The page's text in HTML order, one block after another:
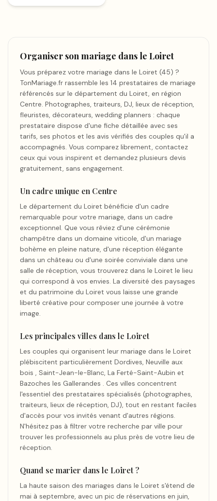
Organiser son mariage dans le Loiret
Vous préparez votre mariage dans le Loiret (45) ?
TonMariage.fr rassemble les 14 prestataires de mariage
référencés sur le département du Loiret, en région
Centre. Photographes, traiteurs, DJ, lieux de réception,
fleuristes, décorateurs, wedding planners : chaque
prestataire dispose d'une fiche détaillée avec ses
tarifs, ses photos et les avis vérifiés des couples qu'il a
accompagnés. Vous comparez librement, contactez
ceux qui vous inspirent et demandez plusieurs devis
gratuitement, sans engagement.
Un cadre unique en Centre
Le département du Loiret bénéficie d'un cadre
remarquable pour votre mariage, dans un cadre
exceptionnel. Que vous rêviez d'une cérémonie
champêtre dans un domaine viticole, d'un mariage
bohème en pleine nature, d'une réception élégante
dans un château ou d'une soirée conviviale dans une
salle de réception, vous trouverez dans le Loiret le lieu
qui correspond à vos envies. La diversité des paysages
et du patrimoine du Loiret vous laisse une grande
liberté créative pour composer une journée à votre
image.
Les principales villes dans le Loiret
Les couples qui organisent leur mariage dans le Loiret
plébiscitent particulièrement Dordives, Neuville aux
bois , Saint-Jean-le-Blanc, La Ferté-Saint-Aubin et
Bazoches les Gallerandes . Ces villes concentrent
l'essentiel des prestataires spécialisés (photographes,
traiteurs, lieux de réception, DJ), tout en restant faciles
d'accès pour vos invités venant d'autres régions.
N'hésitez pas à filtrer votre recherche par ville pour
trouver les professionnels au plus près de votre lieu de
réception.
Quand se marier dans le Loiret ?
La haute saison des mariages dans le Loiret s'étend de
mai à septembre, avec un pic de réservations en juin,